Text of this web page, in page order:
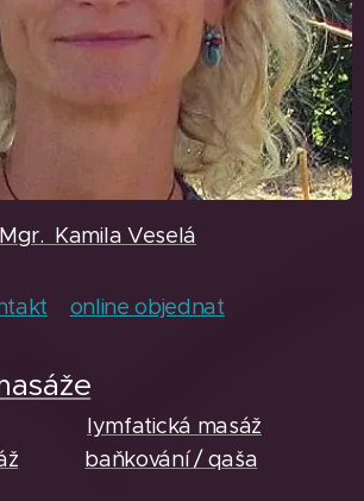
Mgr. Kamila Veselá
online objednat
lymfatická masáž
baňkování / qaša